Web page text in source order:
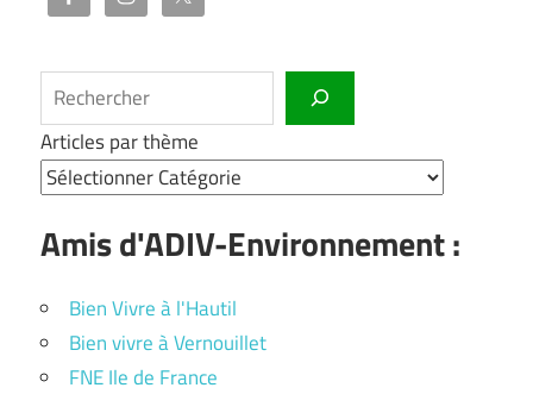
Rechercher
Articles par thème
Amis d'ADIV-Environnement :
Bien Vivre à l'Hautil
Bien vivre à Vernouillet
FNE Ile de France